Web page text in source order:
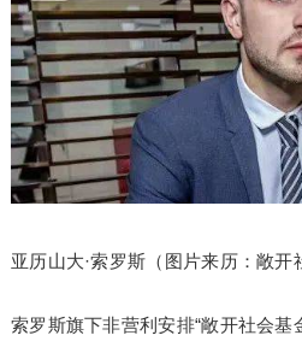
亚历山大·索罗斯（图片来历：敞开
索罗斯旗下非营利安排“敞开社会基